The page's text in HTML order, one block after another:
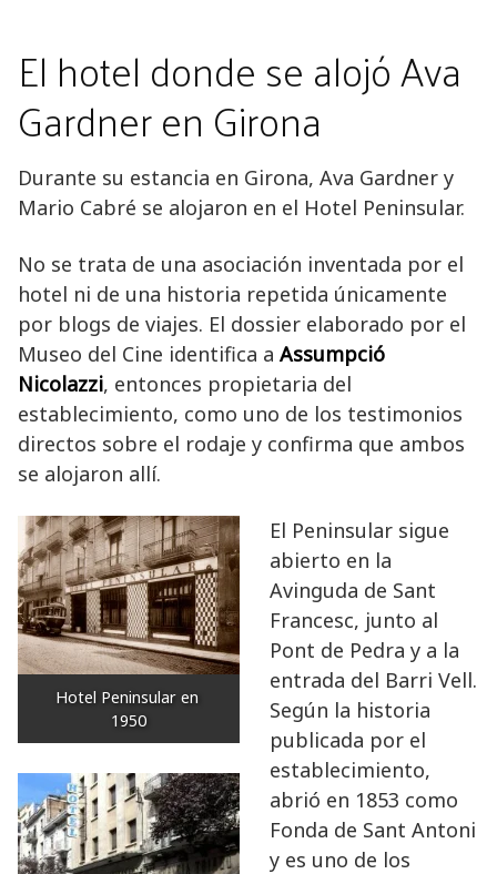
El hotel donde se alojó Ava
Gardner en Girona
Durante su estancia en Girona, Ava Gardner y
Mario Cabré se alojaron en el Hotel Peninsular.
No se trata de una asociación inventada por el
hotel ni de una historia repetida únicamente
por blogs de viajes. El dossier elaborado por el
Museo del Cine identifica a Assumpció
Nicolazzi, entonces propietaria del
establecimiento, como uno de los testimonios
directos sobre el rodaje y confirma que ambos
se alojaron allí.
Hotel Peninsular en
1950
El Peninsular sigue
abierto en la
Avinguda de Sant
Francesc, junto al
Pont de Pedra y a la
entrada del Barri Vell.
Según la historia
publicada por el
establecimiento,
abrió en 1853 como
Fonda de Sant Antoni
y es uno de los